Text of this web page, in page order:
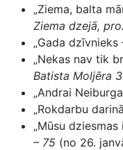
„Ziema, balta
Ziema dzejā,
„Gada dzīvnieks
„Nekas nav tik
Batista Moljēra
„Andrai
„Rokdarbu
„Mūsu
– 75 (no 26.